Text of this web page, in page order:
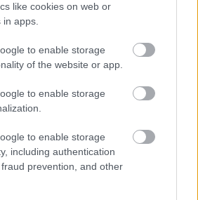
like cookies on web or
apps.
to enable storage
of the website or app.
to enable storage
to enable storage
including authentication
prevention, and other